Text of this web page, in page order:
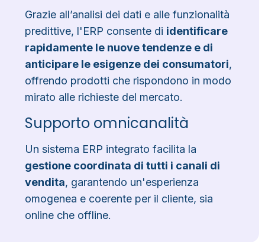
Grazie all’analisi dei dati e alle funzionalità
predittive, l'ERP consente di identificare
rapidamente le nuove tendenze e di
anticipare le esigenze dei consumatori,
offrendo prodotti che rispondono in modo
mirato alle richieste del mercato.
Supporto omnicanalità
Un sistema ERP integrato facilita la
gestione coordinata di tutti i canali di
vendita, garantendo un'esperienza
omogenea e coerente per il cliente, sia
online che offline.